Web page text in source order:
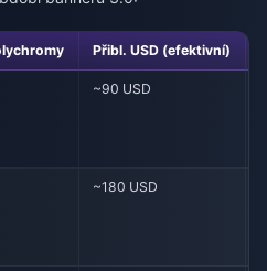
Přibl. USD (efektivní)
~90 USD
~180 USD